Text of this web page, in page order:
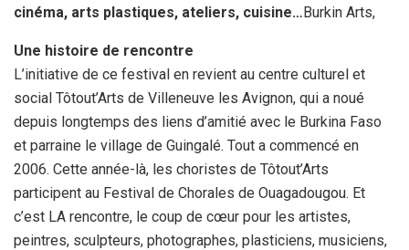
cinéma, arts plastiques, ateliers, cuisine…Burkin Arts,
Une histoire de rencontre
L’initiative de ce festival en revient au centre culturel et
social Tôtout’Arts de Villeneuve les Avignon, qui a noué
depuis longtemps des liens d’amitié avec le Burkina Faso
et parraine le village de Guingalé. Tout a commencé en
2006. Cette année-là, les choristes de Tôtout’Arts
participent au Festival de Chorales de Ouagadougou. Et
c’est LA rencontre, le coup de cœur pour les artistes,
peintres, sculpteurs, photographes, plasticiens, musiciens,